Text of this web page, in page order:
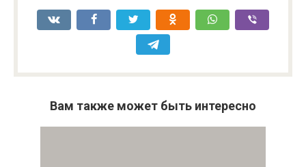
Вам также может быть интересно